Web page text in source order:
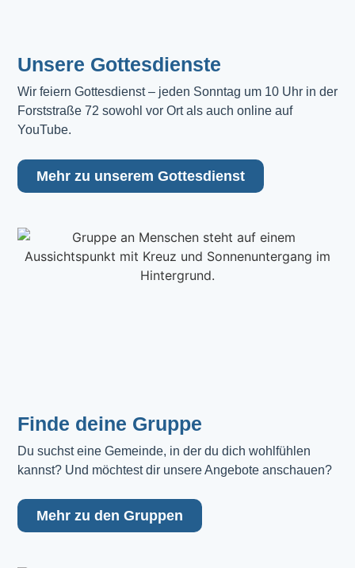
Unsere Gottesdienste
Wir feiern Gottesdienst – jeden Sonntag um 10 Uhr in der
Forststraße 72 sowohl vor Ort als auch online auf
YouTube.
Mehr zu unserem Gottesdienst
Finde deine Gruppe
Du suchst eine Gemeinde, in der du dich wohlfühlen
kannst? Und möchtest dir unsere Angebote anschauen?
Mehr zu den Gruppen